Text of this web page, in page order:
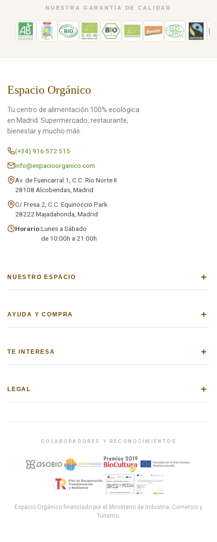
NUESTRA GARANTÍA DE CALIDAD
Espacio Orgánico
Tu centro de alimentación 100% ecológica
en Madrid. Supermercado, restaurante,
bienestar y mucho más.
(+34) 916 572 515
info@espacioorganico.com
Av. de Fuencarral 1, C.C. Río Norte II
28108 Alcobendas, Madrid
C/ Fresa 2, C.C. Equinoccio Park
28222 Majadahonda, Madrid
Horario:Lunes a Sábado
de 10:00h a 21:00h
NUESTRO ESPACIO +
AYUDA Y COMPRA +
TE INTERESA +
LEGAL +
COLABORADORES Y RECONOCIMIENTOS
Espacio Orgánico financiado por el Ministerio de Industria, Comercio y
Turismo.